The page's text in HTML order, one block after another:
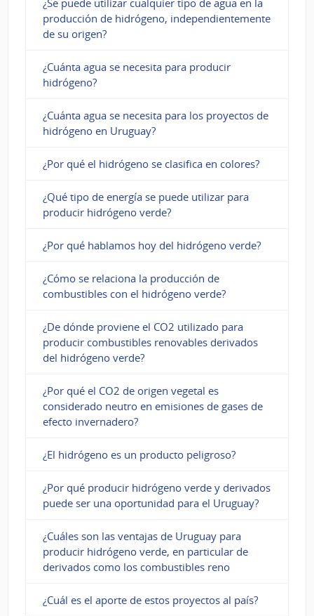
¿Se puede utilizar cualquier tipo de agua en la
producción de hidrógeno, independientemente
de su origen?
¿Cuánta agua se necesita para producir
hidrógeno?
¿Cuánta agua se necesita para los proyectos de
hidrógeno en Uruguay?
¿Por qué el hidrógeno se clasifica en colores?
¿Qué tipo de energía se puede utilizar para
producir hidrógeno verde?
¿Por qué hablamos hoy del hidrógeno verde?
¿Cómo se relaciona la producción de
combustibles con el hidrógeno verde?
¿De dónde proviene el CO2 utilizado para
producir combustibles renovables derivados
del hidrógeno verde?
¿Por qué el CO2 de origen vegetal es
considerado neutro en emisiones de gases de
efecto invernadero?
¿El hidrógeno es un producto peligroso?
¿Por qué producir hidrógeno verde y derivados
puede ser una oportunidad para el Uruguay?
¿Cuáles son las ventajas de Uruguay para
producir hidrógeno verde, en particular de
derivados como los combustibles reno
¿Cuál es el aporte de estos proyectos al país?